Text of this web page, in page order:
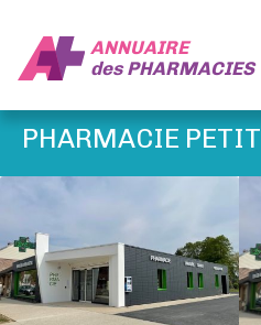
ANNUAIRE
desPHARMACIES
PHARMACIE PETIT